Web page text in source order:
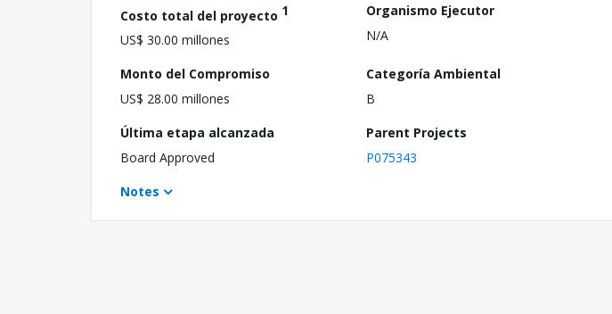
Costo total del proyecto 1
US$ 30.00 millones
Organismo Ejecutor
N/A
Monto del Compromiso
US$ 28.00 millones
Categoría Ambiental
B
Última etapa alcanzada
Board Approved
Parent Projects
P075343
Notes